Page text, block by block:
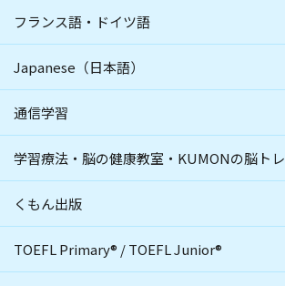
フランス語・ドイツ語
Japanese（日本語）
通信学習
学習療法・脳の健康教室・KUMONの脳トレ
くもん出版
TOEFL Primary® /TOEFL Junior®